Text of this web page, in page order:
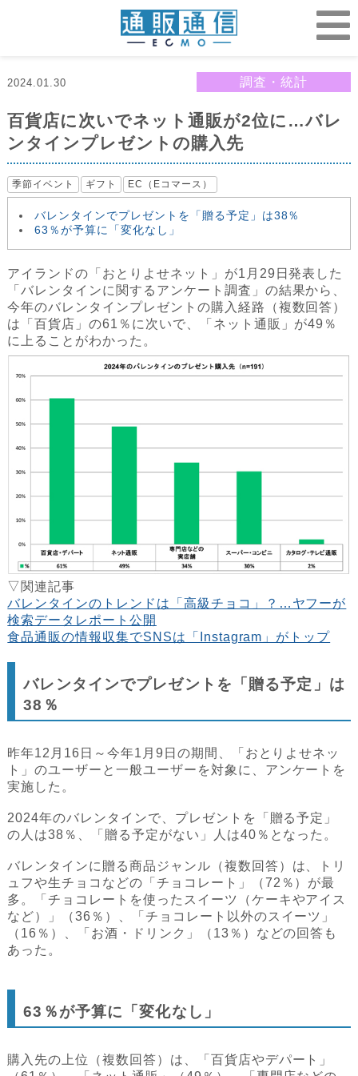
2024.01.30 調査・統計
百貨店に次いでネット通販が2位に…バレ
ンタインプレゼントの購入先
季節イベント ギフト EC（Eコマース）
バレンタインでプレゼントを「贈る予定」は38％
63％が予算に「変化なし」
アイランドの「おとりよせネット」が1月29日発表した
「バレンタインに関するアンケート調査」の結果から、
今年のバレンタインプレゼントの購入経路（複数回答）
は「百貨店」の61％に次いで、「ネット通販」が49％
に上ることがわかった。
▽関連記事
バレンタインのトレンドは「高級チョコ」？…ヤフーが
検索データレポート公開
食品通販の情報収集でSNSは「Instagram」がトップ
バレンタインでプレゼントを「贈る予定」は
38％
昨年12月16日～今年1月9日の期間、「おとりよせネッ
ト」のユーザーと一般ユーザーを対象に、アンケートを
実施した。
2024年のバレンタインで、プレゼントを「贈る予定」
の人は38％、「贈る予定がない」人は40％となった。
バレンタインに贈る商品ジャンル（複数回答）は、トリ
ュフや生チョコなどの「チョコレート」（72％）が最
多。「チョコレートを使ったスイーツ（ケーキやアイス
など）」（36％）、「チョコレート以外のスイーツ」
（16％）、「お酒・ドリンク」（13％）などの回答も
あった。
63％が予算に「変化なし」
購入先の上位（複数回答）は、「百貨店やデパート」